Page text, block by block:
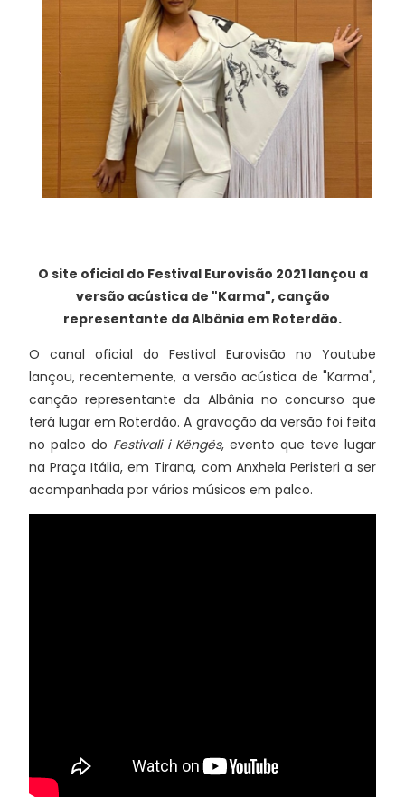
O site oficial do Festival Eurovisão 2021 lançou a
versão acústica de "Karma", canção
representante da Albânia em Roterdão.
O canal oficial do Festival Eurovisão no Youtube
lançou, recentemente, a versão acústica de "Karma",
canção representante da Albânia no concurso que
terá lugar em Roterdão. A gravação da versão foi feita
no palco do Festivali i Këngës, evento que teve lugar
na Praça Itália, em Tirana, com Anxhela Peristeri a ser
acompanhada por vários músicos em palco.